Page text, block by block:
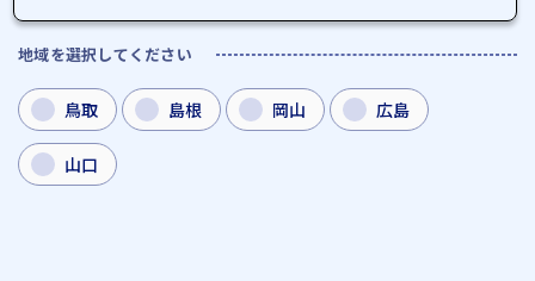
地域を選択してください
鳥取 島根 岡山 広島
山口